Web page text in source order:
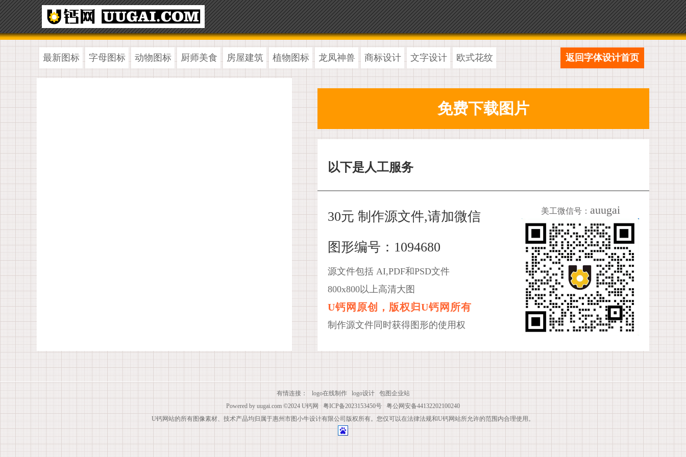
最新图标 字母图标 动物图标 厨师美食 房屋建筑 植物图标 龙凤神兽 商标设计 文字设计 欧式花纹 返回字体设计首页
以下是人工服务
30元 制作源文件,请加微信
图形编号：1094680
源文件包括 AI,PDF和PSD文件
800x800以上高清大图
U钙网原创，版权归U钙网所有
制作源文件同时获得图形的使用权
美工微信号： auugai
有情连接： logo在线制作 logo设计
包图企业站
Powered by uugai.com ©2024 U钙网 粤ICP备2023153450号
粤公网安备44132202100240
U钙网站的所有图像素材、技术产品均归属于惠州市图小牛设计有限公司版权所有。您仅可以在法律法规和U钙网站所允许的范围内合理使用。